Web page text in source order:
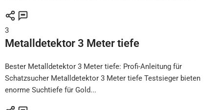
3
Metalldetektor 3 Meter tiefe
Bester Metalldetektor 3 Meter tiefe: Profi-Anleitung für
Schatzsucher Metalldetektor 3 Meter tiefe Testsieger bieten
enorme Suchtiefe für Gold...